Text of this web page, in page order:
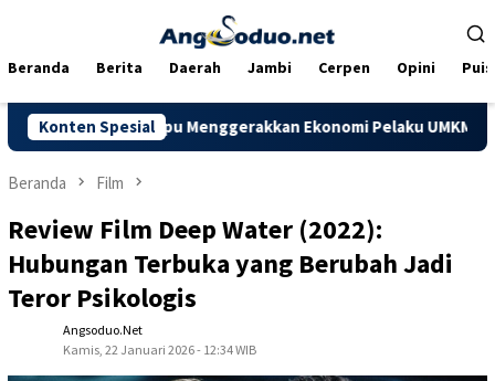
Beranda Berita Daerah Jambi Cerpen Opini
Konten Spesial
Mampu Menggerakkan Ekonomi Pelaku UMKM Dorong
Beranda Film
Review Film Deep Water (2022):
Hubungan Terbuka yang Berubah Jadi
Teror Psikologis
Angsoduo.net
Kamis, 22 Januari 2026 - 12:34 WIB